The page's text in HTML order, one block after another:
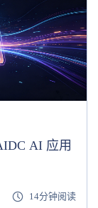
AI 应用
14分钟阅读